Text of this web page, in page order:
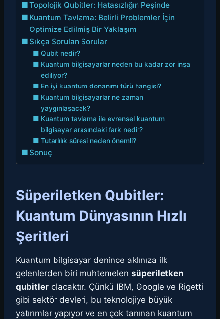
Topolojik Qubitler: Hatasızlığın Peşinde
Kuantum Tavlama: Belirli Problemler İçin
Optimize Edilmiş Bir Yaklaşım
Sıkça Sorulan Sorular
Qubit nedir?
Kuantum bilgisayarlar neden bu kadar zor inşa
ediliyor?
En iyi kuantum donanımı türü hangisi?
Kuantum bilgisayarlar ne zaman
yaygınlaşacak?
Kuantum tavlama ile evrensel kuantum
bilgisayar arasındaki fark nedir?
Tutarlılık süresi neden önemli?
Sonuç
Süperiletken Qubitler:
Kuantum Dünyasının Hızlı
Şeritleri
Kuantum bilgisayar denince aklınıza ilk
gelenlerden biri muhtemelen süperiletken
qubitler olacaktır. Çünkü IBM, Google ve Rigetti
gibi sektör devleri, bu teknolojiye büyük
yatırımlar yapıyor ve en çok tanınan kuantum